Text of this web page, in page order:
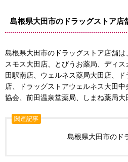
島根県大田市のドラッグストア店
島根県大田市のドラッグストア店舗
スモス大田店、とびうお薬局、ディ
田駅南店、ウェルネス薬局大田店、
店、ドラッグストアウェルネス大田
協会、前田温泉堂薬局、しまね薬局大
関連記事
島根県大田市のド